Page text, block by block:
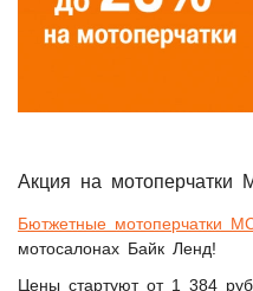
Акция на мотоперчатки
Бютжетные мотоперчатки
мотосалонах Байк Ленд!
Цены стартуют от 1 384 руб.